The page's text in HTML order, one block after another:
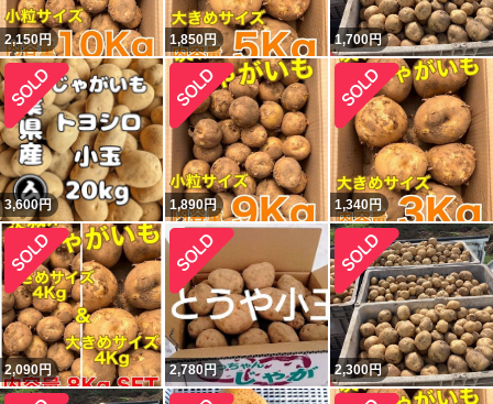
2,150円 1,850円 1,700円
3,600円 1,890円 1,340円
2,090円 2,780円 2,300円